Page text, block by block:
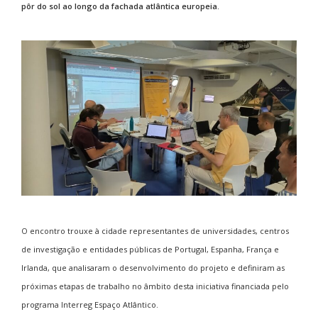
pôr do sol ao longo da fachada atlântica europeia.
O encontro trouxe à cidade representantes de universidades, centros
de investigação e entidades públicas de Portugal, Espanha, França e
Irlanda, que analisaram o desenvolvimento do projeto e definiram as
próximas etapas de trabalho no âmbito desta iniciativa financiada pelo
programa Interreg Espaço Atlântico.